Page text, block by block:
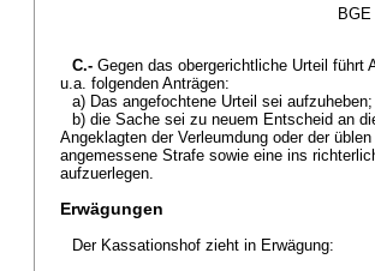
C.- Gegen das obergerichtliche Urteil führt
u.a. folgenden Anträgen:
a) Das angefochtene Urteil sei aufzuheben;
b) die Sache sei zu neuem Entscheid an
Angeklagten der Verleumdung oder der
angemessene Strafe sowie eine ins
aufzuerlegen.
Erwägungen
Der Kassationshof zieht in Erwägung: